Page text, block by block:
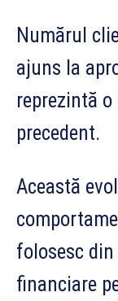
Numărul
ajuns la
reprezintă
precedent.
Această
folosesc
financiare